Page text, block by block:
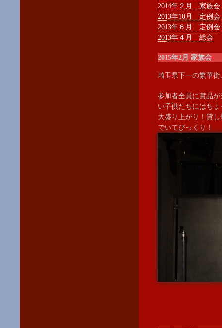
2014年２月 家族会
2013年10月 定例会
2013年６月 定例会
2013年４月 総会
2015年2月 家族会
埼玉県下一の繁華
参加者全員に賞品
い子供たちにはち
大盛り上がり！貸
でいてびっくり！